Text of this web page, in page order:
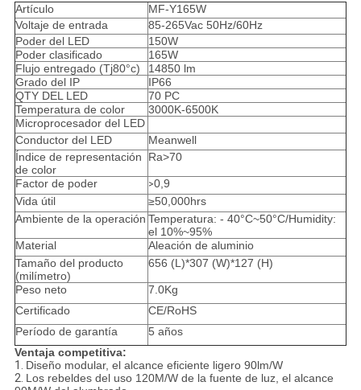
Artículo
MF-Y165W
Voltaje de entrada
85-265Vac 50Hz/60Hz
Poder del LED
150W
Poder clasificado
165W
Flujo entregado (Tj80°c)
14850 lm
Grado del IP
IP66
QTY DEL LED
70 PC
Temperatura de color
3000K-6500K
Microprocesador del LED
Conductor del LED
Meanwell
Índice de representación
de color
Ra>70
Factor de poder >0,9
Vida útil
≥50,000hrs
Ambiente de la operación Temperatura: - 40°C~50°C/Humidity:
el 10%~95%
Material
Aleación de aluminio
Tamaño del producto
(milímetro)
656 (L)*307 (W)*127 (H)
Peso neto
7.0Kg
Certificado
CE/RoHS
Período de garantía
5 años
Ventaja competitiva:
1. Diseño modular, el alcance eficiente ligero 90lm/W
2. Los rebeldes del uso 120M/W de la fuente de luz, el alcance